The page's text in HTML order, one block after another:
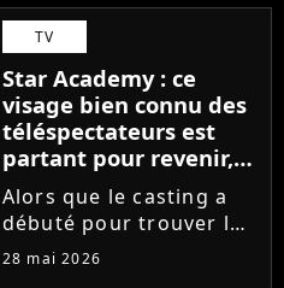
Avec Garçon solide, le
chanteur livre une
facette plus fragile de
sa personnalité....
TV
Star Academy : ce
visage bien connu des
téléspectateurs est
partant pour revenir,
sauf que la place est
déjà prise
Alors que le casting a
débuté pour trouver les
prochains Pierre
28 mai 2026